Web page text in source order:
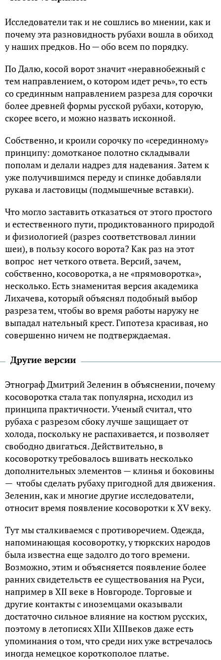
Исследователи так и не сошлись во мнении, как и
почему эта разновидность рубахи вошла в обиход
у наших предков. Но — обо всем по порядку.
По Далю, косой ворот значит «неравнобежный с
тем направлением, о котором идет речь», то есть
со срединным направлением разреза для сорочки
более древней формы русской рубахи, которую,
скорее всего, и можно назвать исконной.
Собственно, и кроили сорочку по «серединному»
принципу: домотканое полотно складывали
пополам и делали надрез для надевания. Затем к
уже получившимся переду и спинке добавляли
рукава и ластовицы (подмышечные вставки).
Что могло заставить отказаться от этого простого
и естественного пути, продиктованного природой
и физиологией (разрез соответствовал линии
шеи), в пользу косого ворота? Как раз на этот
вопрос нет четкого ответа. Версий, зачем,
собственно, косоворотка, а не «прямоворотка»,
несколько. Есть знаменитая версия академика
Лихачева, который объяснял подобный выбор
разреза тем, чтобы во время работы наружу не
выпадал нательный крест. Гипотеза красивая, но
совершенно ничем не подтверждаемая.
Другие версии
Этнограф Дмитрий Зеленин в объяснении, почему
косоворотка стала так популярна, исходил из
принципа практичности. Ученый считал, что
рубаха с разрезом сбоку лучше защищает от
холода, поскольку не распахивается, и позволяет
свободно двигаться. Действительно, в
косоворотку требовалось вшивать несколько
дополнительных элементов — клинья и боковины
— чтобы сделать рубаху пригодной для движения.
Зеленин, как и многие другие исследователи,
относит время появление косоворотки к XV веку.
Тут мы сталкиваемся с противоречием. Одежда,
напоминающая косоворотку, у тюркских народов
была известна еще задолго до того времени.
Возможно, этим и объясняется появление более
ранних свидетельств ее существования на Руси,
например в XII веке в Новгороде. Торговые и
другие контакты с иноземцами оказывали
достаточно сильное влияние на костюм русских,
поэтому в летописях XIIи XIIIвеков даже есть
упоминания о том, что среди них уже встречалось
иногда немецкое короткополое платье.